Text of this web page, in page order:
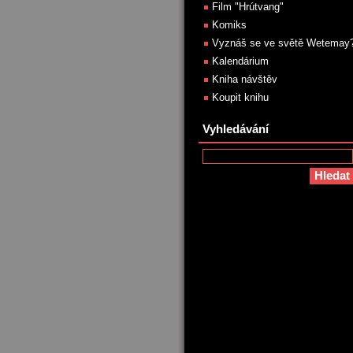
Film "Hrútvang"
Komiks
Vyznáš se ve světě
Kalendárium
Kniha návštěv
Koupit knihu
Vyhledávání